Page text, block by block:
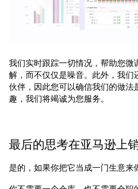
我们实时跟踪一切情况，帮助您微
解，而不仅仅是噪音。此外，我们
伙伴，因此您可以确信我们的做法
趣，我们将竭诚为您服务。
最后的思考在亚马逊上
是的，如果你把它当成一门生意来